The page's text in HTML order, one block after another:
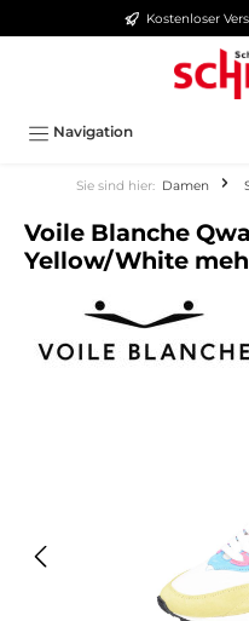
springen Kostenloser
Navigation
Sie sind hier: Damen
Voile Blanche
Yellow/White